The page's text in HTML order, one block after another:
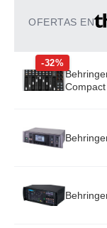
OFERTAS EN
-32%
Compact